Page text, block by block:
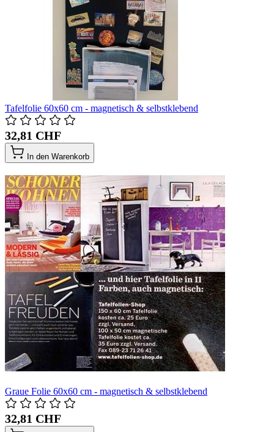
Tafelfolie 60x60 cm - magnetisch & selbstklebend
32,81 CHF
In den Warenkorb
Graue Folie 60x60 cm - magnetisch & selbstklebend
32,81 CHF